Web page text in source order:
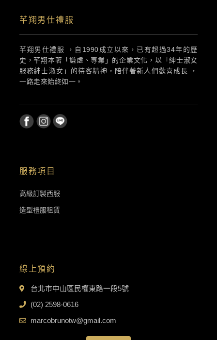
芊翔男仕禮服
芊翔男仕禮服 ，自1990成立以來，已有超過34年的歷
史，芊翔本著「謙虛、專業」的企業文化，以「紳士淑女
服務紳士淑女」的待客精神，陪伴著新人們歡喜成長 ，
一路走來始終如一。
服務項目
高級訂製西服
造型禮服租賃
線上預約
台北市中山區民權東路一段5號
(02) 2598-0616
marcobrunotw@gmail.com